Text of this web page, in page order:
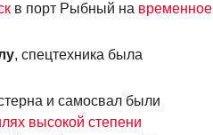
в порт Рыбный на временное
, спецтехника была
и самосвал были
высокой степени